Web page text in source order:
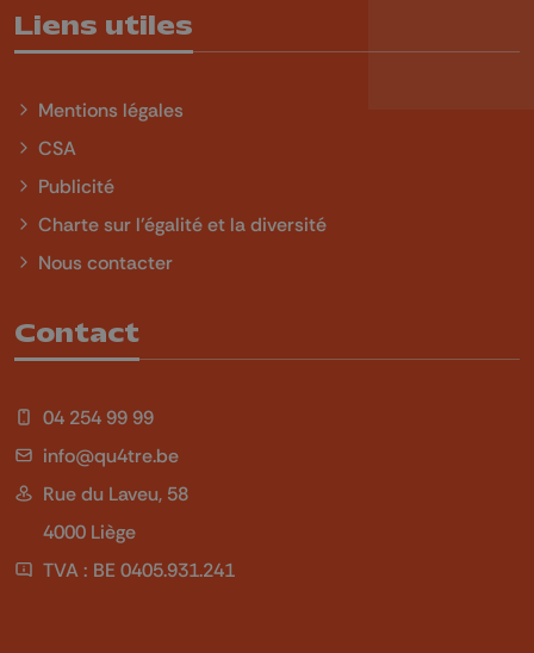
Liens utiles
Mentions légales
CSA
Publicité
Charte sur l'égalité et la diversité
Nous contacter
Contact
04 254 99 99
info@qu4tre.be
Rue du Laveu, 58
4000 Liège
TVA : BE 0405.931.241